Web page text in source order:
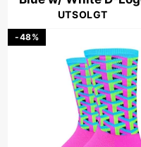
UTSOLGT
-48%